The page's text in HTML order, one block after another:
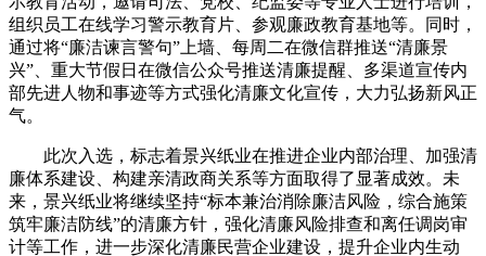
组织员工在线学习警示教育片、参观廉政教育基地等。同时，
通过将“廉洁谏言警句”上墙、每周二在微信群推送“清廉景
兴”、重大节假日在微信公众号推送清廉提醒、多渠道宣传内
部先进人物和事迹等方式强化清廉文化宣传，大力弘扬新风正
气。
此次入选，标志着景兴纸业在推进企业内部治理、加强清
廉体系建设、构建亲清政商关系等方面取得了显著成效。未
来，景兴纸业将继续坚持“标本兼治消除廉洁风险，综合施策
筑牢廉洁防线”的清廉方针，强化清廉风险排查和离任调岗审
计等工作，进一步深化清廉民营企业建设，提升企业内生动